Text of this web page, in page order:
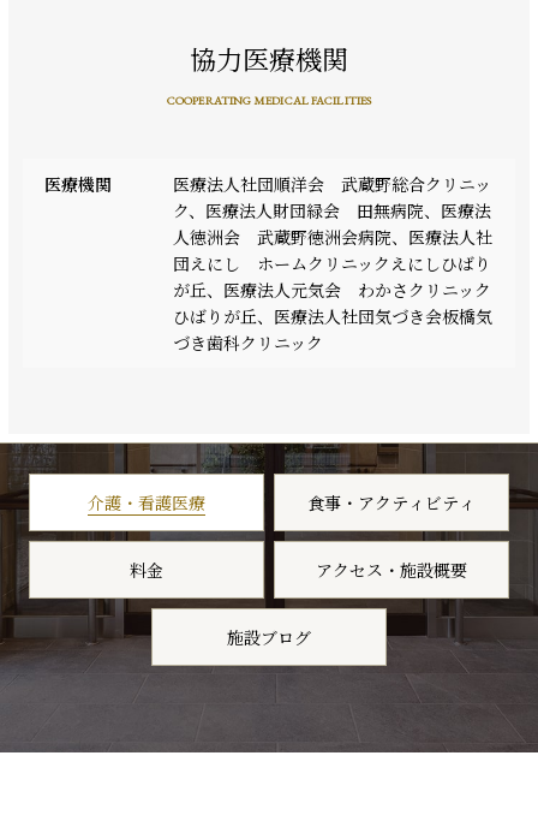
協力医療機関
COOPERATING MEDICAL FACILITIES
医療機関
医療法人社団順洋会 武蔵野総合クリニッ
ク、医療法人財団緑会 田無病院、医療法
人徳洲会 武蔵野徳洲会病院、医療法人社
団えにし ホームクリニックえにしひばり
が丘、医療法人元気会 わかさクリニック
ひばりが丘、医療法人社団気づき会板橋気
づき歯科クリニック
介護・看護医療 食事・アクティビティ
料金 アクセス・施設概要
施設ブログ